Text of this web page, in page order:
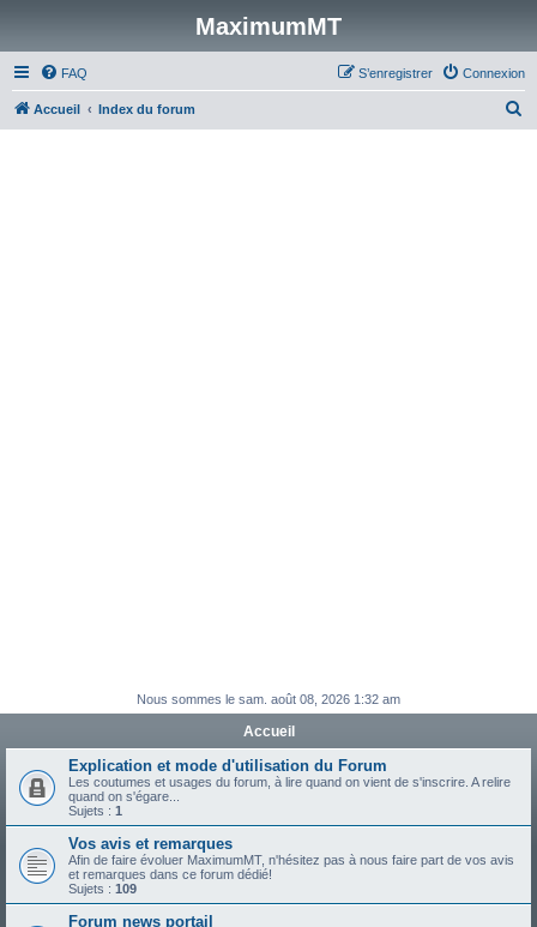
MaximumMT
FAQ Connexion
S’enregistrer
Accueil Index du forum
Nous sommes le sam. août 08, 2026 1:32 am
Accueil
Explication et mode d'utilisation du Forum
Les coutumes et usages du forum, à lire quand on vient de s'inscrire. A relire
quand on s'égare...
Sujets : 1
Vos avis et remarques
Afin de faire évoluer MaximumMT, n'hésitez pas à nous faire part de vos avis
et remarques dans ce forum dédié!
Sujets : 109
Forum news portail